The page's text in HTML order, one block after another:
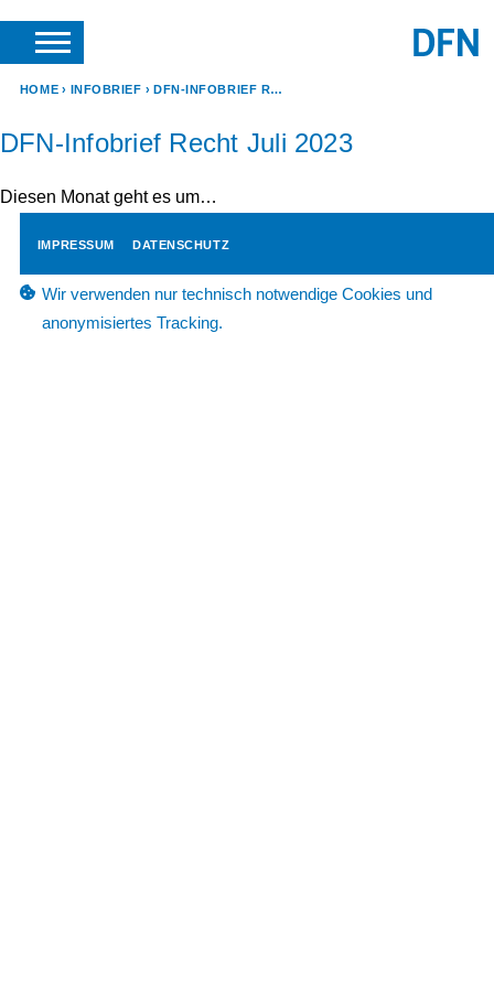
SUCHE ANFRAGEN & KONTAKT
HOME INFOBRIEF DFN-INFOBRIEF RECHT JULI 2023
DFN-Infobrief Recht Juli 2023
Diesen Monat geht es um…
IMPRESSUM DATENSCHUTZ
Wir verwenden nur technisch notwendige Cookies und
anonymisiertes Tracking.